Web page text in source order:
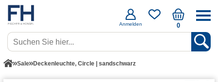
Anmelden 0
Sale Deckenleuchte, Circle | sandschwarz